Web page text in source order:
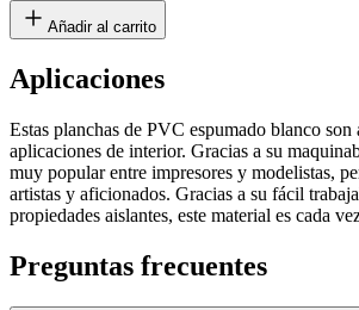
Añadir al carrito
Aplicaciones
Estas planchas de PVC espumado blanco son
aplicaciones de interior. Gracias a su
muy popular entre impresores y modelistas,
artistas y aficionados. Gracias a su fácil
propiedades aislantes, este material es cada
Preguntas frecuentes